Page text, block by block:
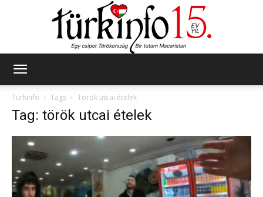
Türkinfo
Tags Török utcai ételek
Tag: török utcai ételek